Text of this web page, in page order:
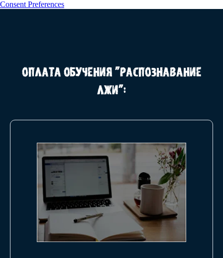
Consent Preferences
Оплата обучения "Распознавание
лжи":